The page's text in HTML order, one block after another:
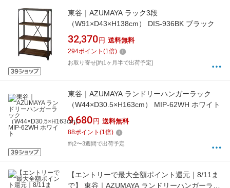
東谷｜AZUMAYA ラック3段
（W91×D43×H138cm） DIS-936BK ブラック
32,370 円 送料無料
294ポイント (1倍)
お取り寄せ[約1ヶ月半で出荷予定]
東谷｜AZUMAYA ランドリーハンガーラック
（W44×D30.5×H163cm） MIP-62WH ホワイト
9,680 円 送料無料
88ポイント (1倍)
約2〜3週間で出荷予定
【エントリーで最大全額ポイント還元｜8/11ま
で】 東谷｜AZUMAYA ランドリーハンガーラッ